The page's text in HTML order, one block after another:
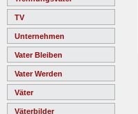
TV
Unternehmen
Vater Bleiben
Vater Werden
Väter
Väterbilder